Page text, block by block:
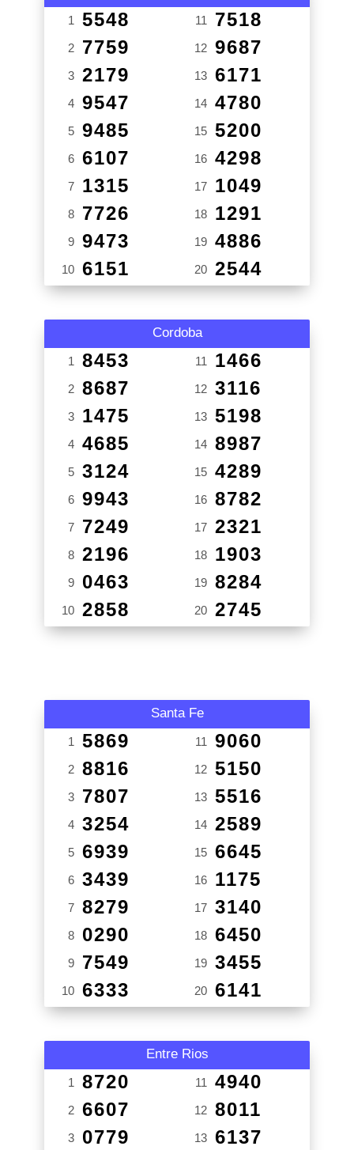
1 5548
2 7759
3 2179
4 9547
5 9485
6 6107
7 1315
8 7726
9 9473
10 6151
11 7518
12 9687
13 6171
14 4780
15 5200
16 4298
17 1049
18 1291
19 4886
20 2544
Cordoba
1 8453
2 8687
3 1475
4 4685
5 3124
6 9943
7 7249
8 2196
9 0463
10 2858
11 1466
12 3116
13 5198
14 8987
15 4289
16 8782
17 2321
18 1903
19 8284
20 2745
Santa Fe
1 5869
2 8816
3 7807
4 3254
5 6939
6 3439
7 8279
8 0290
9 7549
10 6333
11 9060
12 5150
13 5516
14 2589
15 6645
16 1175
17 3140
18 6450
19 3455
20 6141
Entre Rios
1 8720
2 6607
3 0779
11 4940
12 8011
13 6137